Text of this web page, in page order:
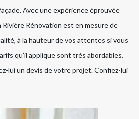
Avec une expérience éprouvée
Rivière Rénovation est en mesure de
à la hauteur de vos attentes si vous
qu’il applique sont très abordables.
lui un devis de votre projet. Confiez-lui